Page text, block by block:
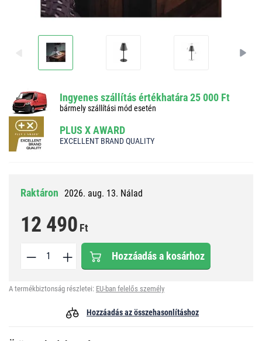
Ingyenes szállítás értékhatára 25 000 Ft
bármely szállítási mód esetén
PLUS X AWARD
EXCELLENT BRAND QUALITY
Raktáron 2026. aug. 13. Nálad
12 490 Ft
Hozzáadás a kosárhoz
A termékbiztonság részletei: EU-ban felelős személy
Hozzáadás az összehasonlításhoz